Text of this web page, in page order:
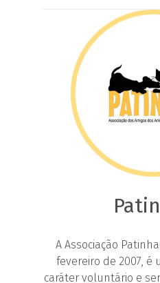
A Associação
fevereiro de 2007, é
caráter voluntário e